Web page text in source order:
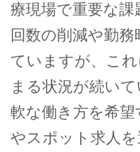
療現場で重要な
回数の削減や勤
ていますが、こ
まる状況が続い
軟な働き方を希
やスポット求人